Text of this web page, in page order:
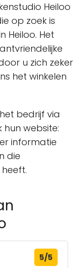
Heiloo
op zoek is
Heiloo. Het
u zich zeker
het winkelen
bedrijf via
hun website:
informatie
die
5/5